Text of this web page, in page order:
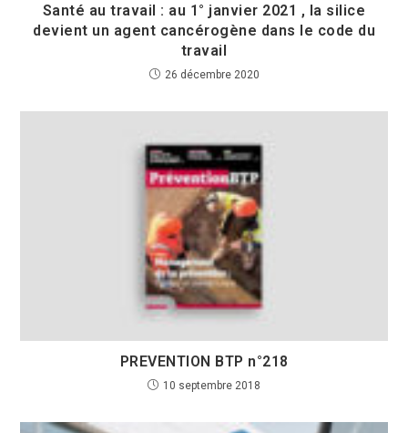
Santé au travail : au 1° janvier 2021 , la silice
devient un agent cancérogène dans le code du
travail
26 décembre 2020
PREVENTION BTP n°218
10 septembre 2018